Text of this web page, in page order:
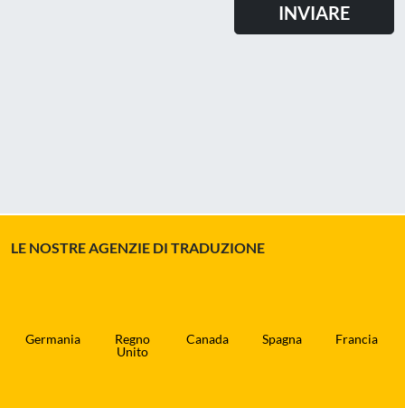
LE NOSTRE AGENZIE DI TRADUZIONE
Germania
Regno
Unito
Canada Spagna Francia